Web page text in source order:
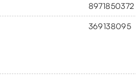
8971850372
369138095